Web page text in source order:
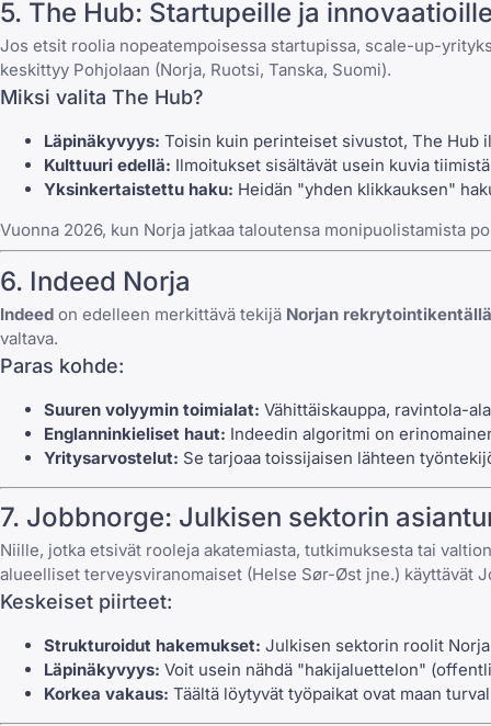
5. The Hub: Startupeille ja
Jos etsit roolia nopeatempoisessa startupissa, scale-up-
keskittyy Pohjolaan (Norja, Ruotsi, Tanska, Suomi).
Miksi valita The Hub?
Läpinäkyvyys: Toisin kuin perinteiset sivustot, The Hub
Kulttuuri edellä: Ilmoitukset sisältävät usein kuvia
Yksinkertaistettu haku: Heidän "yhden klikkauksen"
Vuonna 2026, kun Norja jatkaa taloutensa monipuolistamista
6. Indeed Norja
Indeed on edelleen merkittävä tekijä Norjan rekrytointikentällä
valtava.
Paras kohde:
Suuren volyymin toimialat: Vähittäiskauppa, ravintola-
Englanninkieliset haut: Indeedin algoritmi on
Yritysarvostelut: Se tarjoaa toissijaisen lähteen
7. Jobbnorge: Julkisen sektorin
Niille, jotka etsivät rooleja akatemiasta, tutkimuksesta tai
alueelliset terveysviranomaiset (Helse Sør-Øst jne.) käyttävät
Keskeiset piirteet:
Strukturoidut hakemukset: Julkisen sektorin roolit
Läpinäkyvyys: Voit usein nähdä "hakijaluettelon"
Korkea vakaus: Täältä löytyvät työpaikat ovat maan